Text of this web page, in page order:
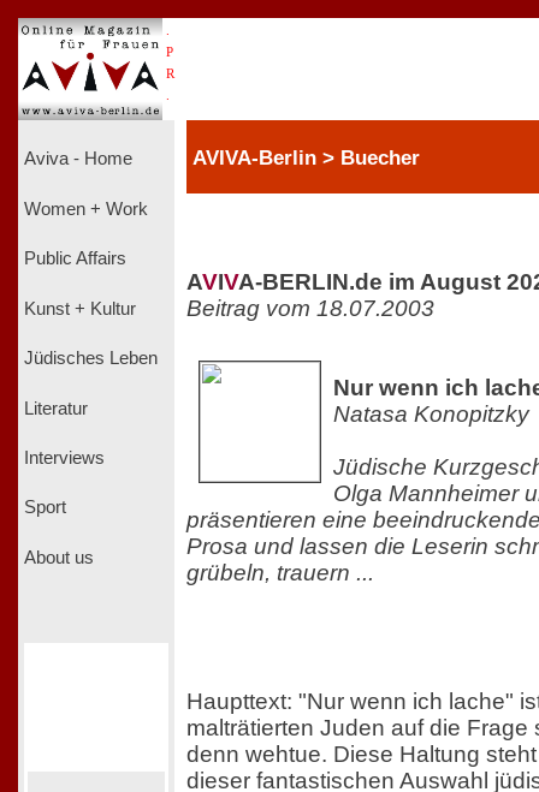
P
R
Aviva - Home
Women + Work
Public Affairs
Kunst + Kultur
Jüdisches Leben
Literatur
Interviews
Sport
About us
AVIVA-Berlin > Buecher
AVIVA-BERLIN.de im August
Beitrag vom 18.07.2003
Nur wenn ich
Natasa Konopitzky
Jüdische
Olga Mannheimer
präsentieren eine
Prosa und lassen die Leserin
grübeln, trauern ...
Haupttext: "Nur wenn ich lache"
malträtierten Juden auf die Frage
denn wehtue. Diese Haltung
dieser fantastischen Auswahl